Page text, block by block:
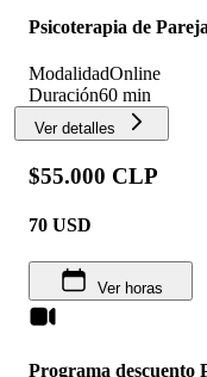
Psicoterapia de Pareja
ModalidadOnline
Duración60 min
Ver detalles
$55.000 CLP
70 USD
Ver horas
Programa descuento